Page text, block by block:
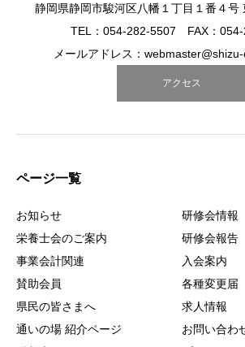
静岡県静岡市駿河区八幡１丁目１番４号
TEL：054-282-5507 FAX：054-
メールアドレス：
アクセス
ページ一覧
お知らせ
栄養士会のご案内
事業会計関連
賛助会員
県民の皆さまへ
通いの場 紹介ページ
研修会情報
研修会報告
入会案内
各種変更届
求人情報
お問い合わ